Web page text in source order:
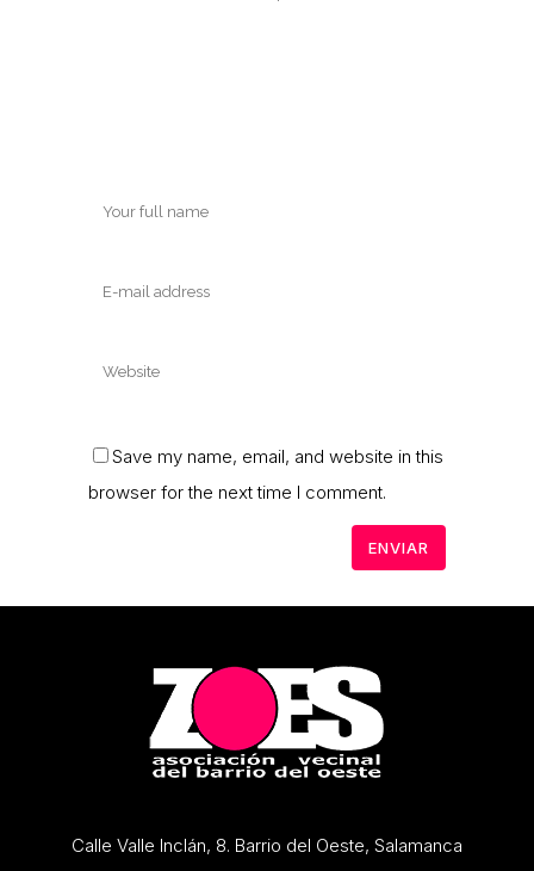
Save my name, email, and website in this
browser for the next time I comment.
Calle Valle Inclán, 8. Barrio del Oeste, Salamanca